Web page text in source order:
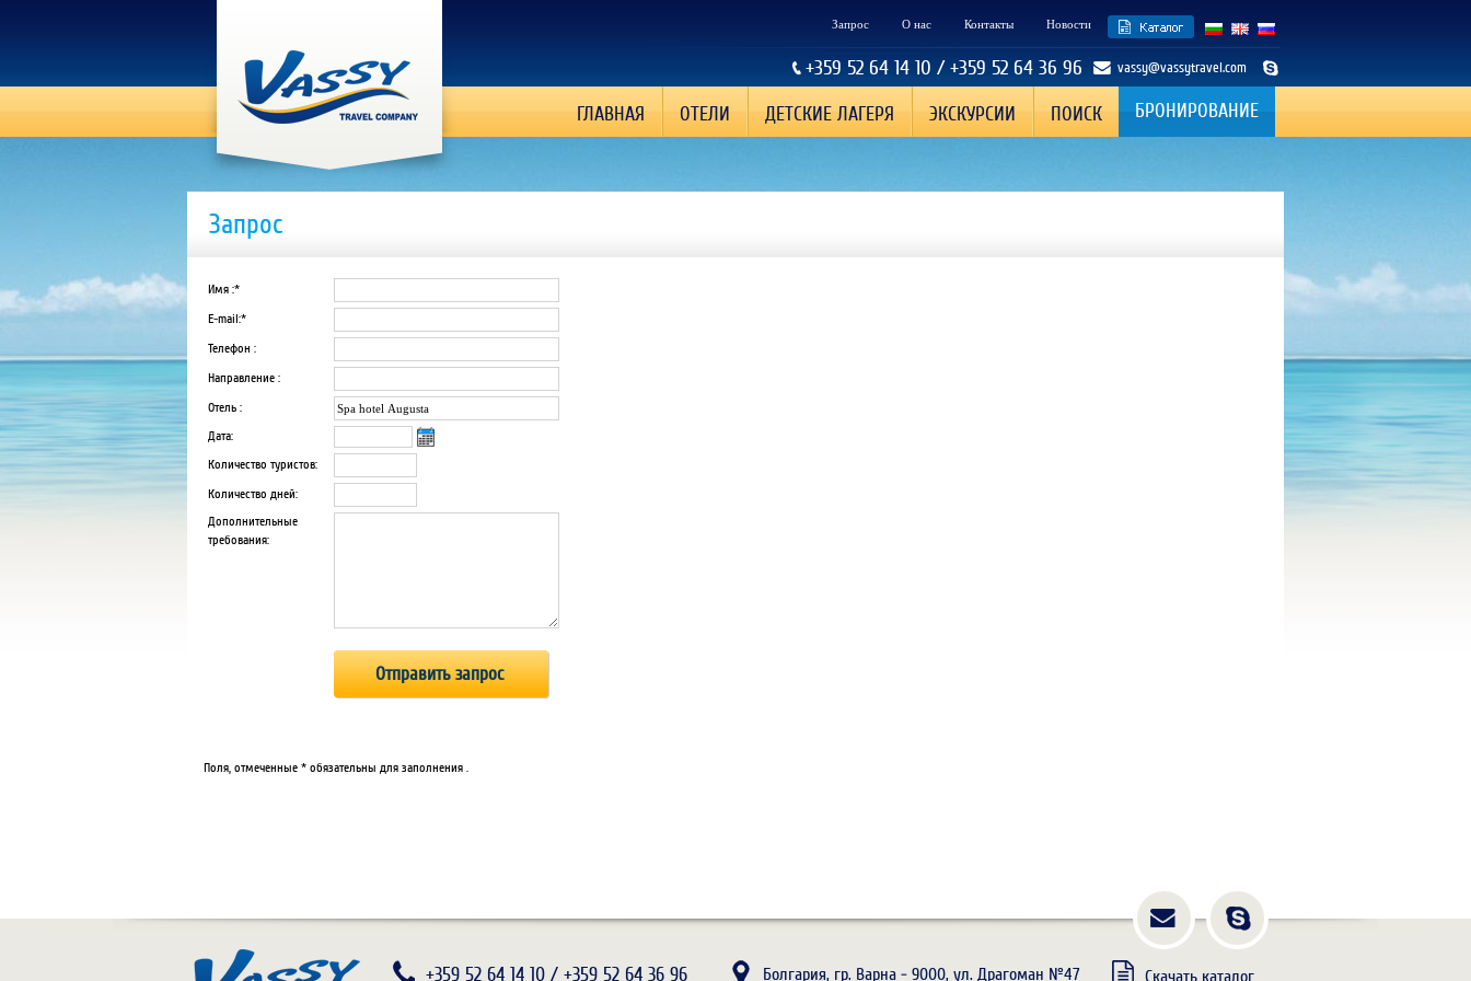
Запрос О нас Контакты Новости
vassy@vassytravel.com
+359 52 64 14 10 / +359 52 64 36 96
ГЛАВНАЯ
ОТЕЛИ ДЕТСКИЕ ЛАГЕРЯ ЭКСКУРСИИ ПОИСК БРОНИРОВАНИЕ
Запрос
Имя :*
E-mail:*
Телефон :
Направление :
Отель :
Дата:
Количество туристов:
Количество дней:
Дополнительные
требования:
Поля, отмеченные * обязательны для заполнения .
+359 52 64 14 10 / +359 52 64 36 96 Болгария, гр. Варна - 9000, ул. Драгоман №47 Скачать каталог